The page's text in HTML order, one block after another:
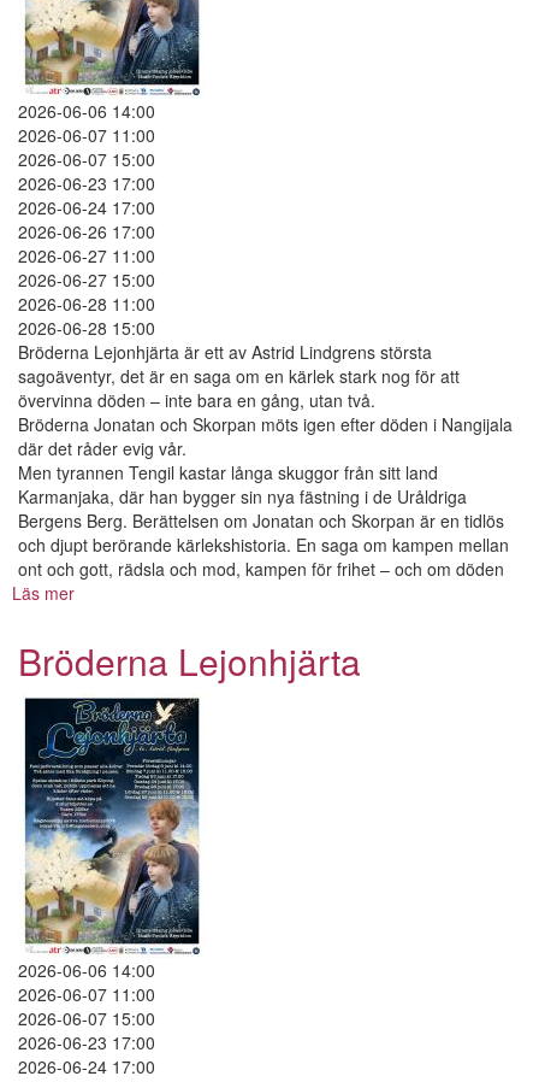
2026-06-06 14:00
2026-06-07 11:00
2026-06-07 15:00
2026-06-23 17:00
2026-06-24 17:00
2026-06-26 17:00
2026-06-27 11:00
2026-06-27 15:00
2026-06-28 11:00
2026-06-28 15:00
Bröderna Lejonhjärta är ett av Astrid Lindgrens största
sagoäventyr, det är en saga om en kärlek stark nog för att
övervinna döden – inte bara en gång, utan två.
Bröderna Jonatan och Skorpan möts igen efter döden i Nangijala
där det råder evig vår.
Men tyrannen Tengil kastar långa skuggor från sitt land
Karmanjaka, där han bygger sin nya fästning i de Uråldriga
Bergens Berg. Berättelsen om Jonatan och Skorpan är en tidlös
och djupt berörande kärlekshistoria. En saga om kampen mellan
ont och gott, rädsla och mod, kampen för frihet – och om döden
Läs mer
Bröderna Lejonhjärta
2026-06-06 14:00
2026-06-07 11:00
2026-06-07 15:00
2026-06-23 17:00
2026-06-24 17:00